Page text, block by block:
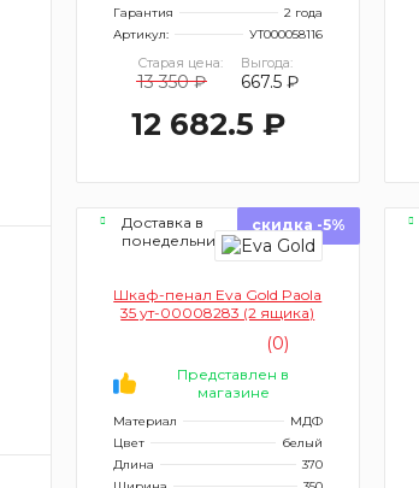
Гарантия
2 года
Артикул:
УТ000058116
Старая цена:
13 350 ₽
Выгода:
667.5 ₽
12 682.5 ₽
Доставка в
понедельник
скидка -5%
Шкаф-пенал Eva Gold Paola
35 ут-00008283 (2 ящика)
(0)
Представлен в
магазине
Материал
МДФ
Цвет
белый
Длина
370